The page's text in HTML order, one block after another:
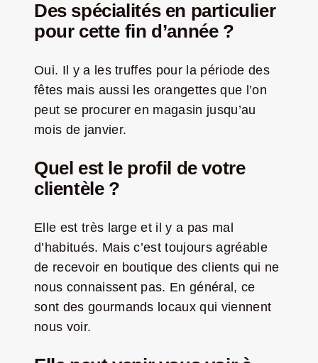
Des spécialités en particulier
pour cette fin d’année ?
Oui. Il y a les truffes pour la période des
fêtes mais aussi les orangettes que l’on
peut se procurer en magasin jusqu’au
mois de janvier.
Quel est le profil de votre
clientèle ?
Elle est très large et il y a pas mal
d’habitués. Mais c’est toujours agréable
de recevoir en boutique des clients qui ne
nous connaissent pas. En général, ce
sont des gourmands locaux qui viennent
nous voir.